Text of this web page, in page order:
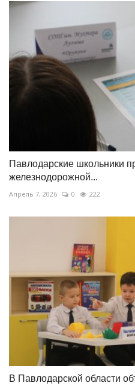
Павлодарские школьники
железнодорожной...
Апрель 7, 2026 0 222
В Павлодарской области